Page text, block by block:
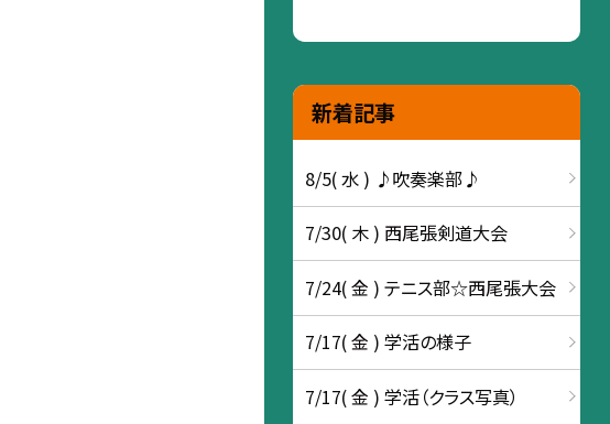
新着記事
8/5( 水 ) ♪吹奏楽部♪
7/30( 木 ) 西尾張剣道大会
7/24( 金 ) テニス部☆西尾張大会
7/17( 金 ) 学活の様子
7/17( 金 ) 学活（クラス写真）